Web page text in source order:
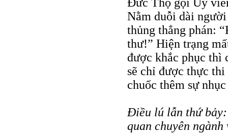
Nằm duỗi dài
thủng thẳng phán:
thư!” Hiện trạng
được khắc phục thì
sẽ chỉ được thực
chuốc thêm sự
Điều lú lẫn thứ
quan chuyên